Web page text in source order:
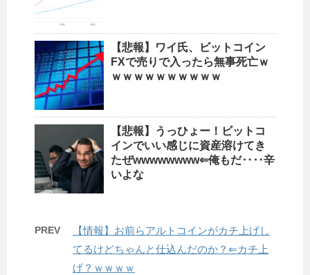
【悲報】ワイ氏、ビットコイン
FXで売りで入ったら無事死亡ｗ
ｗｗｗｗｗｗｗｗｗｗ
【悲報】うっひょー！ビットコ
インでいい感じに資産溶けてき
たぜwwwwwwww⇐俺もだ‥‥辛
いよな
PREV
【情報】お前らアルトコインがカチ上げし
てるけどちゃんと仕込んだのか？⇐カチ上
げ？ｗｗｗｗ